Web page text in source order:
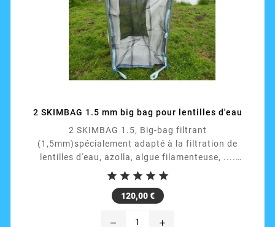
2 SKIMBAG 1.5 mm big bag pour lentilles d'eau
2 SKIMBAG 1.5, Big-bag filtrant
(1,5mm)spécialement adapté à la filtration de
lentilles d'eau, azolla, algue filamenteuse, ....
Dimension: 96 x 96 x 120 cm, charge maxi 1000 kg.
SKIMCRUSH. Sans jupe. Avec 4 sangles de
    
120,00 € Prix
remove add